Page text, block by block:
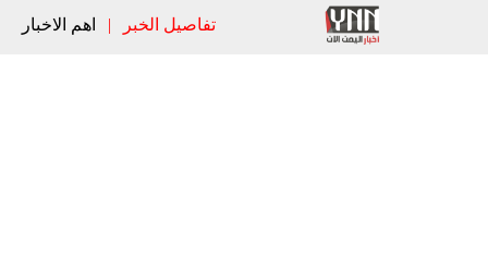
تفاصيل الخبر | اهم الاخبار